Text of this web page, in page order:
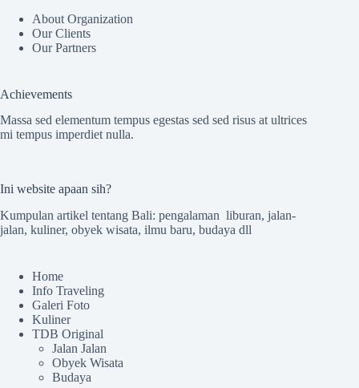
About Organization
Our Clients
Our Partners
Achievements
Massa sed elementum tempus egestas sed sed risus at ultrices
mi tempus imperdiet nulla.
Ini website apaan sih?
Kumpulan artikel tentang Bali: pengalaman liburan, jalan-
jalan, kuliner, obyek wisata, ilmu baru, budaya dll
Home
Info Traveling
Galeri Foto
Kuliner
TDB Original
Jalan Jalan
Obyek Wisata
Budaya